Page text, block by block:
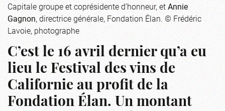
Capitale groupe et coprésidente d’honneur, etAnnie
Gagnon, directrice générale, Fondation Élan. © Frédéric
Lavoie, photographe
C’est le 16 avril dernier qu’a eu
lieu le Festival des vins de
Californie au profit de la
Fondation Élan. Un montant